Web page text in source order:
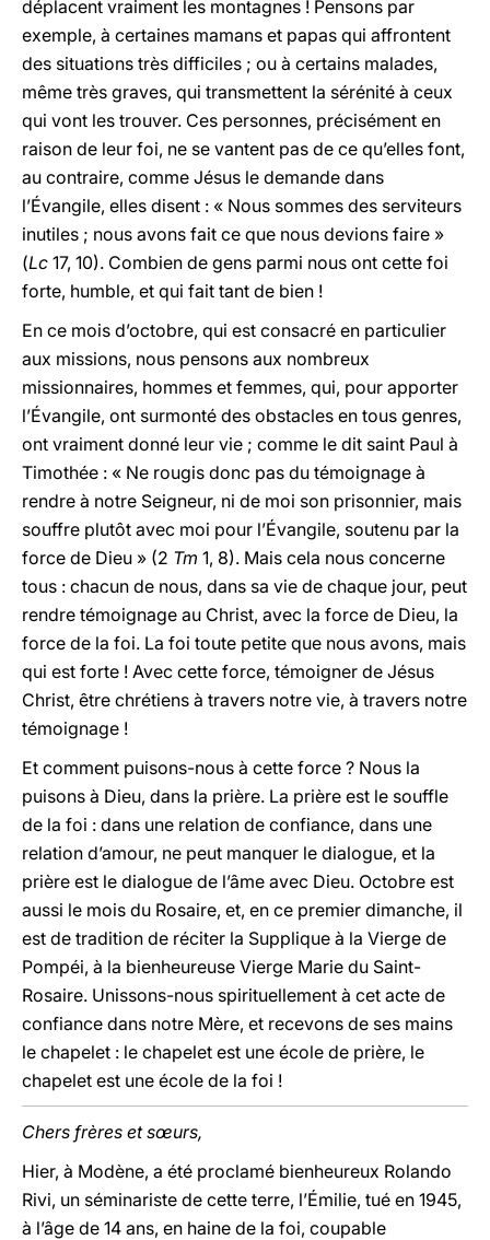
déplacent vraiment les montagnes ! Pensons par
exemple, à certaines mamans et papas qui affrontent
des situations très difficiles ; ou à certains malades,
même très graves, qui transmettent la sérénité à ceux
qui vont les trouver. Ces personnes, précisément en
raison de leur foi, ne se vantent pas de ce qu’elles font,
au contraire, comme Jésus le demande dans
l’Évangile, elles disent : « Nous sommes des serviteurs
inutiles ; nous avons fait ce que nous devions faire »
(Lc 17, 10). Combien de gens parmi nous ont cette foi
forte, humble, et qui fait tant de bien !
En ce mois d’octobre, qui est consacré en particulier
aux missions, nous pensons aux nombreux
missionnaires, hommes et femmes, qui, pour apporter
l’Évangile, ont surmonté des obstacles en tous genres,
ont vraiment donné leur vie ; comme le dit saint Paul à
Timothée : « Ne rougis donc pas du témoignage à
rendre à notre Seigneur, ni de moi son prisonnier, mais
souffre plutôt avec moi pour l’Évangile, soutenu par la
force de Dieu » (2 Tm 1, 8). Mais cela nous concerne
tous : chacun de nous, dans sa vie de chaque jour, peut
rendre témoignage au Christ, avec la force de Dieu, la
force de la foi. La foi toute petite que nous avons, mais
qui est forte ! Avec cette force, témoigner de Jésus
Christ, être chrétiens à travers notre vie, à travers notre
témoignage !
Et comment puisons-nous à cette force ? Nous la
puisons à Dieu, dans la prière. La prière est le souffle
de la foi : dans une relation de confiance, dans une
relation d’amour, ne peut manquer le dialogue, et la
prière est le dialogue de l’âme avec Dieu. Octobre est
aussi le mois du Rosaire, et, en ce premier dimanche, il
est de tradition de réciter la Supplique à la Vierge de
Pompéi, à la bienheureuse Vierge Marie du Saint-
Rosaire. Unissons-nous spirituellement à cet acte de
confiance dans notre Mère, et recevons de ses mains
le chapelet : le chapelet est une école de prière, le
chapelet est une école de la foi !
Chers frères et sœurs,
Hier, à Modène, a été proclamé bienheureux Rolando
Rivi, un séminariste de cette terre, l’Émilie, tué en 1945,
à l’âge de 14 ans, en haine de la foi, coupable